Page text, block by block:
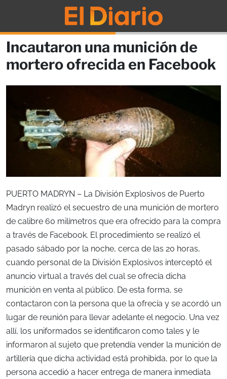
Incautaron una munición de
mortero ofrecida en Facebook
PUERTO MADRYN – La División Explosivos de Puerto
Madryn realizó el secuestro de una munición de mortero
de calibre 60 milímetros que era ofrecido para la compra
a través de Facebook. El procedimiento se realizó el
pasado sábado por la noche, cerca de las 20 horas,
cuando personal de la División Explosivos interceptó el
anuncio virtual a través del cual se ofrecía dicha
munición en venta al público. De esta forma, se
contactaron con la persona que la ofrecía y se acordó un
lugar de reunión para llevar adelante el negocio. Una vez
allí, los uniformados se identificaron como tales y le
informaron al sujeto que pretendía vender la munición de
artillería que dicha actividad está prohibida, por lo que la
persona accedió a hacer entrega de manera inmediata